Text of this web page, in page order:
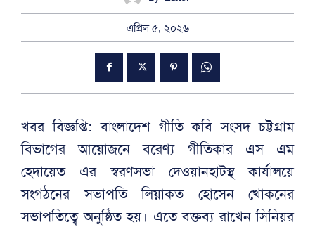
এপ্রিল ৫, ২০২৬
খবর বিজ্ঞপ্তি: বাংলাদেশ গীতি কবি সংসদ চট্টগ্রাম
বিভাগের আয়োজনে বরেণ্য গীতিকার এস এম
হেদায়েত এর স্বরণসভা দেওয়ানহাটস্থ কার্যালয়ে
সংগঠনের সভাপতি লিয়াকত হোসেন খোকনের
সভাপতিত্বে অনুষ্ঠিত হয়। এতে বক্তব্য রাখেন সিনিয়র